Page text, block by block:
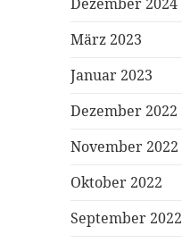
März 2023
Januar 2023
Dezember 2022
November 2022
Oktober 2022
September 2022